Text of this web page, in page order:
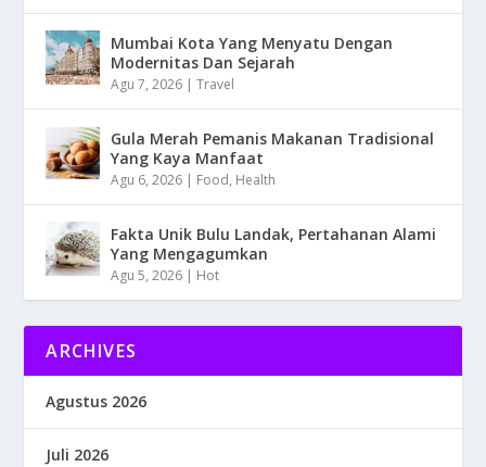
Mumbai Kota Yang Menyatu Dengan
Modernitas Dan Sejarah
Agu 7, 2026 |Travel
Gula Merah Pemanis Makanan Tradisional
Yang Kaya Manfaat
Agu 6, 2026 | Food, Health
Fakta Unik Bulu Landak, Pertahanan Alami
Yang Mengagumkan
Agu 5, 2026 | Hot
ARCHIVES
Agustus 2026
Juli 2026